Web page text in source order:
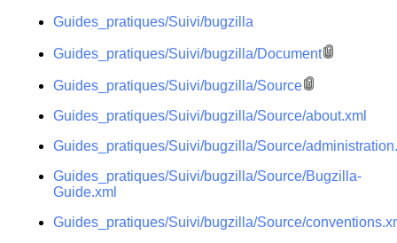
Guides_pratiques/Suivi/bugzilla
Guides_pratiques/Suivi/bugzilla/Document
Guides_pratiques/Suivi/bugzilla/Source
Guides_pratiques/Suivi/bugzilla/Source/about.xml
Guides_pratiques/Suivi/bugzilla/Source/
Guides_pratiques/Suivi/bugzilla/Source/Bugzilla-
Guide.xml
Guides_pratiques/Suivi/bugzilla/Source/